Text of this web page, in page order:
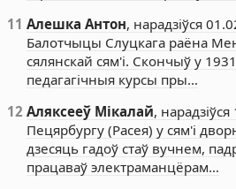
11 Алешка Антон, нарадзіўся
Балотчыцы Слуцкага раёна
сялянскай сям'і. Скончыў у
педагагічныя курсы пры…
12 Аляксееў Мікалай,
Пецярбургу (Расея) у сям'і
дзесяць гадоў стаў вучнем,
працаваў электраманцёрам…